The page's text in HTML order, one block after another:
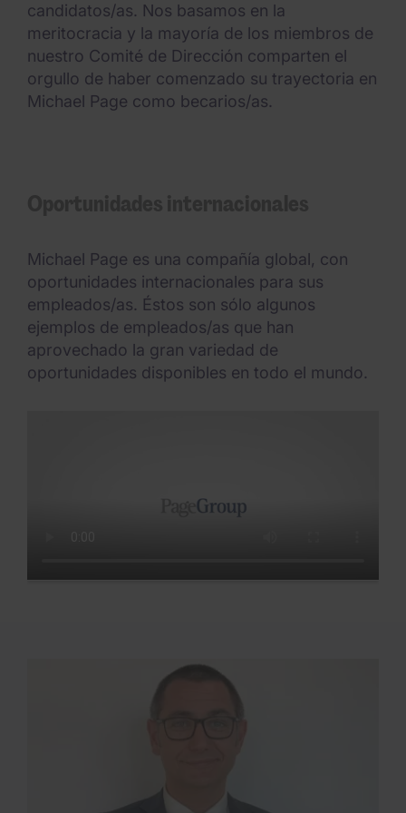
candidatos/as. Nos basamos en la
meritocracia y la mayoría de los miembros de
nuestro Comité de Dirección comparten el
orgullo de haber comenzado su trayectoria en
Michael Page como becarios/as.
Michael Page es una compañía global, con
oportunidades internacionales para sus
empleados/as. Éstos son sólo algunos
ejemplos de empleados/as que han
aprovechado la gran variedad de
oportunidades disponibles en todo el mundo.